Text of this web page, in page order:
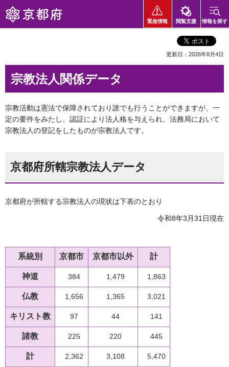
京都府
緊急情報 閲覧支援 情報を探す
更新日：2026年8月4日
宗教法人関係データ
宗教活動は憲法で保障されており誰でも行うことができますが、一
定の要件をみたし、認証により法人格を与えられ、法務局において
宗教法人の登記をしたものが宗教法人です。
京都府所轄宗教法人データ
京都府が所轄する宗教法人の現状は下表のとおり
令和8年3月31日現在
系統別 京都市 京都市以外 計
神道 384 1,479 1,863
仏教 1,656 1,365 3,021
キリスト教 97 44 141
諸教 225 220 445
計 2,362 3,108 5,470